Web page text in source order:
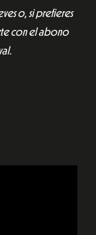
o, si prefieres
con el abono